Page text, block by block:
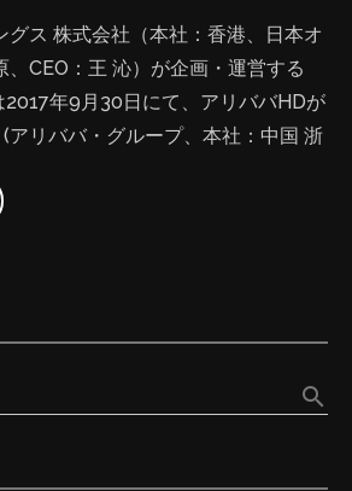
グス 株式会社（本社：香港、日本オ
、CEO：王 沁）が企画・運営する
2017年9月30日にて、アリババHDが
アリババ・グループ、本社：中国 浙
ナーシップ業務提携を行うことを
らしいコンテンツを早く・円滑に・
トがそれぞれのニーズと要求をヒア
エージェントが交渉内容のうち１
search